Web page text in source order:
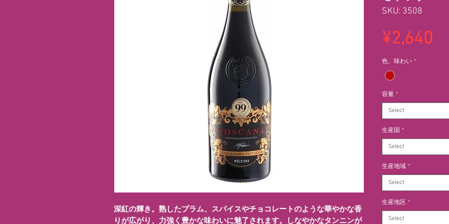
深紅の輝き。熟したプラム、スパイスやチョコレートのような華やかな香
りが広がり、力強く豊かな味わいに魅了されます。しなやかなタンニンが
SKU: 3508
¥2,640
色、味わい *
容量 *
Select
生産国 *
Select
生産地域 *
Select
生産地区 *
Select